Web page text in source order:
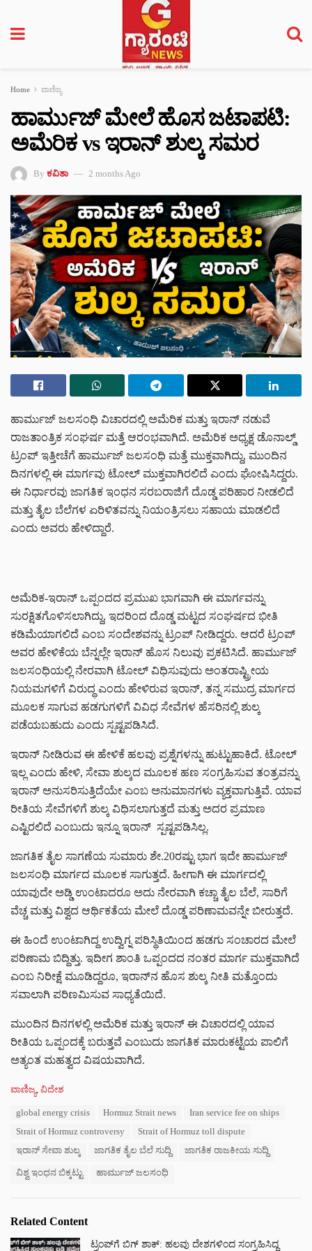
Home ವಾಣಿಜ್ಯ
ಹಾರ್ಮುಜ್ ಮೇಲೆ ಹೊಸ ಜಟಾಪಟಿ:
ಅಮೆರಿಕ vs ಇರಾನ್ ಶುಲ್ಕ ಸಮರ
By ಕವಿತಾ 2 months Ago
ಹಾರ್ಮುಜ್ ಜಲಸಂಧಿ ವಿಚಾರದಲ್ಲಿ ಅಮೆರಿಕ ಮತ್ತು ಇರಾನ್ ನಡುವೆ
ರಾಜತಾಂತ್ರಿಕ ಸಂಘರ್ಷ ಮತ್ತೆ ಆರಂಭವಾಗಿದೆ. ಅಮೆರಿಕ ಅಧ್ಯಕ್ಷ ಡೊನಾಲ್ಡ್
ಟ್ರಂಪ್ ಇತ್ತೀಚೆಗೆ ಹಾರ್ಮುಜ್ ಜಲಸಂಧಿ ಮತ್ತೆ ಮುಕ್ತವಾಗಿದ್ದು, ಮುಂದಿನ
ದಿನಗಳಲ್ಲಿ ಈ ಮಾರ್ಗವು ಟೋಲ್ ಮುಕ್ತವಾಗಿರಲಿದೆ ಎಂದು ಘೋಷಿಸಿದ್ದರು.
ಈ ನಿರ್ಧಾರವು ಜಾಗತಿಕ ಇಂಧನ ಸರಬರಾಜಿಗೆ ದೊಡ್ಡ ಪರಿಹಾರ ನೀಡಲಿದೆ
ಮತ್ತು ತೈಲ ಬೆಲೆಗಳ ಏರಿಳಿತವನ್ನು ನಿಯಂತ್ರಿಸಲು ಸಹಾಯ ಮಾಡಲಿದೆ
ಎಂದು ಅವರು ಹೇಳಿದ್ದಾರೆ.
ಅಮೆರಿಕ-ಇರಾನ್ ಒಪ್ಪಂದದ ಪ್ರಮುಖ ಭಾಗವಾಗಿ ಈ ಮಾರ್ಗವನ್ನು
ಸುರಕ್ಷಿತಗೊಳಿಸಲಾಗಿದ್ದು, ಇದರಿಂದ ದೊಡ್ಡ ಮಟ್ಟದ ಸಂಘರ್ಷದ ಭೀತಿ
ಕಡಿಮೆಯಾಗಲಿದೆ ಎಂಬ ಸಂದೇಶವನ್ನು ಟ್ರಂಪ್ ನೀಡಿದ್ದರು. ಆದರೆ ಟ್ರಂಪ್
ಅವರ ಹೇಳಿಕೆಯ ಬೆನ್ನಲ್ಲೇ ಇರಾನ್ ಹೊಸ ನಿಲುವು ಪ್ರಕಟಿಸಿದೆ. ಹಾರ್ಮುಜ್
ಜಲಸಂಧಿಯಲ್ಲಿ ನೇರವಾಗಿ ಟೋಲ್ ವಿಧಿಸುವುದು ಅಂತರಾಷ್ಟ್ರೀಯ
ನಿಯಮಗಳಿಗೆ ವಿರುದ್ಧ ಎಂದು ಹೇಳಿರುವ ಇರಾನ್, ತನ್ನ ಸಮುದ್ರ ಮಾರ್ಗದ
ಮೂಲಕ ಸಾಗುವ ಹಡಗುಗಳಿಗೆ ವಿವಿಧ ಸೇವೆಗಳ ಹೆಸರಿನಲ್ಲಿ ಶುಲ್ಕ
ಪಡೆಯಬಹುದು ಎಂದು ಸ್ಪಷ್ಟಪಡಿಸಿದೆ.
ಇರಾನ್ ನೀಡಿರುವ ಈ ಹೇಳಿಕೆ ಹಲವು ಪ್ರಶ್ನೆಗಳನ್ನು ಹುಟ್ಟುಹಾಕಿದೆ. ಟೋಲ್
ಇಲ್ಲ ಎಂದು ಹೇಳಿ, ಸೇವಾ ಶುಲ್ಕದ ಮೂಲಕ ಹಣ ಸಂಗ್ರಹಿಸುವ ತಂತ್ರವನ್ನು
ಇರಾನ್ ಅನುಸರಿಸುತ್ತಿದೆಯೇ ಎಂಬ ಅನುಮಾನಗಳು ವ್ಯಕ್ತವಾಗುತ್ತಿವೆ. ಯಾವ
ರೀತಿಯ ಸೇವೆಗಳಿಗೆ ಶುಲ್ಕ ವಿಧಿಸಲಾಗುತ್ತದೆ ಮತ್ತು ಅದರ ಪ್ರಮಾಣ
ಎಷ್ಟಿರಲಿದೆ ಎಂಬುದು ಇನ್ನೂ ಇರಾನ್‌ ಸ್ಪಷ್ಟಪಡಿಸಿಲ್ಲ.
ಜಾಗತಿಕ ತೈಲ ಸಾಗಣೆಯ ಸುಮಾರು ಶೇ.20ರಷ್ಟು ಭಾಗ ಇದೇ ಹಾರ್ಮುಜ್
ಜಲಸಂಧಿ ಮಾರ್ಗದ ಮೂಲಕ ಸಾಗುತ್ತದೆ. ಹೀಗಾಗಿ ಈ ಮಾರ್ಗದಲ್ಲಿ
ಯಾವುದೇ ಅಡ್ಡಿ ಉಂಟಾದರೂ ಅದು ನೇರವಾಗಿ ಕಚ್ಚಾ ತೈಲ ಬೆಲೆ, ಸಾರಿಗೆ
ವೆಚ್ಚ ಮತ್ತು ವಿಶ್ವದ ಆರ್ಥಿಕತೆಯ ಮೇಲೆ ದೊಡ್ಡ ಪರಿಣಾಮವನ್ನೇ ಬೀರುತ್ತದೆ.
ಈ ಹಿಂದೆ ಉಂಟಾಗಿದ್ದ ಉದ್ವಿಗ್ನ ಪರಿಸ್ಥಿತಿಯಿಂದ ಹಡಗು ಸಂಚಾರದ ಮೇಲೆ
ಪರಿಣಾಮ ಬಿದ್ದಿತ್ತು. ಇದೀಗ ಶಾಂತಿ ಒಪ್ಪಂದದ ನಂತರ ಮಾರ್ಗ ಮುಕ್ತವಾಗಿದೆ
ಎಂಬ ನಿರೀಕ್ಷೆ ಮೂಡಿದ್ದರೂ, ಇರಾನ್‌ನ ಹೊಸ ಶುಲ್ಕ ನೀತಿ ಮತ್ತೊಂದು
ಸವಾಲಾಗಿ ಪರಿಣಮಿಸುವ ಸಾಧ್ಯತೆಯಿದೆ.
ಮುಂದಿನ ದಿನಗಳಲ್ಲಿ ಅಮೆರಿಕ ಮತ್ತು ಇರಾನ್ ಈ ವಿಚಾರದಲ್ಲಿ ಯಾವ
ರೀತಿಯ ಒಪ್ಪಂದಕ್ಕೆ ಬರುತ್ತವೆ ಎಂಬುದು ಜಾಗತಿಕ ಮಾರುಕಟ್ಟೆಯ ಪಾಲಿಗೆ
ಅತ್ಯಂತ ಮಹತ್ವದ ವಿಷಯವಾಗಿದೆ.
C
ವಾಣಿಜ್ಯ ವಿದೇಶ
global energy crisis Hormuz Strait news
Iran service fee on ships
Strait of Hormuz controversy
Strait of Hormuz toll dispute
ಇರಾನ್ ಸೇವಾ ಶುಲ್ಕ
ಜಾಗತಿಕ ತೈಲ ಬೆಲೆ ಸುದ್ದಿ ಜಾಗತಿಕ ರಾಜಕೀಯ ಸುದ್ದಿ
ವಿಶ್ವ ಇಂಧನ ಬಿಕ್ಕಟ್ಟು ಹಾರ್ಮುಜ್ ಜಲಸಂಧಿ
Related Content
ಟ್ರಂಪ್‌ಗೆ ಬಿಗ್ ಶಾಕ್: ಹಲವು ದೇಶಗಳಿಂದ ಸಂಗ್ರಹಿಸಿದ್ದ